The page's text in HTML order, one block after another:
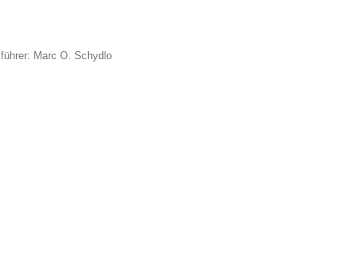
Marc O. Schydlo